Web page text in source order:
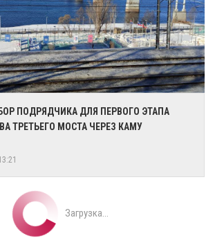
ПОДРЯДЧИКА ДЛЯ ПЕРВОГО ЭТАПА
ТРЕТЬЕГО МОСТА ЧЕРЕЗ КАМУ
Загрузка...